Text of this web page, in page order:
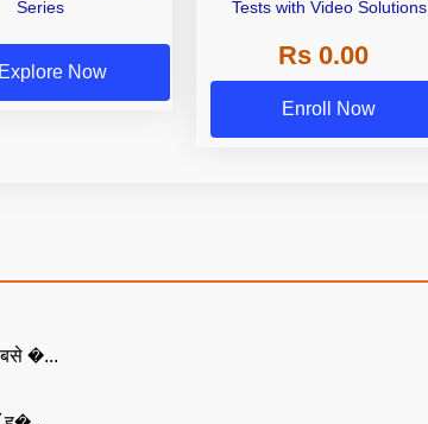
Series
Explore Now
Tests with Video Solutions
Rs 0.00
Enroll Now
�...